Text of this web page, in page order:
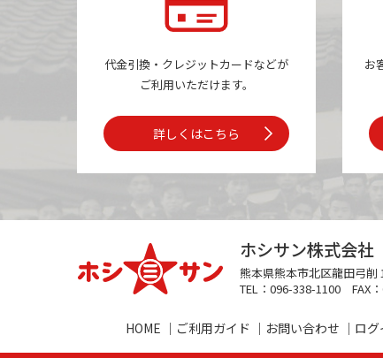
代金引換・クレジットカードなどが
ご利用いただけます。
詳しくはこちら
お
ホシサン株式会社
熊本県熊本市北区龍田弓削
TEL：096-338-1100
FAX
HOME ご利用ガイド お問い合わせ ログ